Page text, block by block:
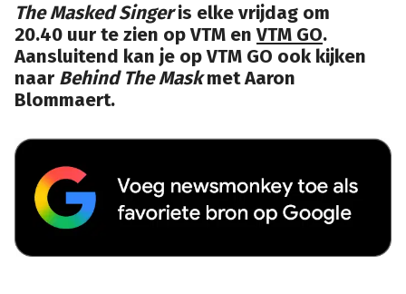
The Masked Singeris elke vrijdag om
20.40 uur te zien op VTM enVTM GO.
Aansluitend kan je op VTM GO ook kijken
naar Behind The Maskmet Aaron
Blommaert.